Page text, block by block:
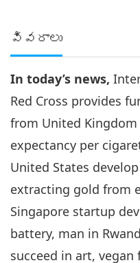
4
గమనార్హమైన వార్తలు
5
41:17
గమనార్హమైన వార్తలు
39:12
వివరాలు
In today’s news,
Red Cross provides
from United
expectancy per
United States
extracting gold from
Singapore startup
battery, man in
succeed in art,